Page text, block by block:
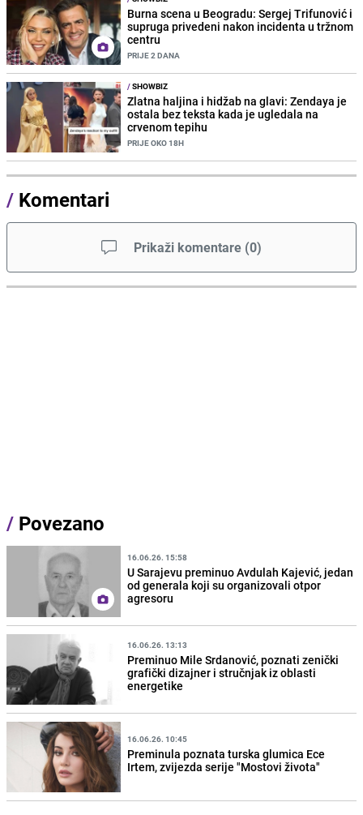
Burna scena u Beogradu: Sergej Trifunović i
supruga privedeni nakon incidenta u tržnom
centru
PRIJE 2 DANA
/SHOWBIZ
Zlatna haljina i hidžab na glavi: Zendaya je
ostala bez teksta kada je ugledala na
crvenom tepihu
PRIJE OKO 18H
/ Komentari
Prikaži komentare (0)
/ Povezano
16.06.26. 15:58
U Sarajevu preminuo Avdulah Kajević, jedan
od generala koji su organizovali otpor
agresoru
16.06.26. 13:13
Preminuo Mile Srdanović, poznati zenički
grafički dizajner i stručnjak iz oblasti
energetike
16.06.26. 10:45
Preminula poznata turska glumica Ece
Irtem, zvijezda serije "Mostovi života"